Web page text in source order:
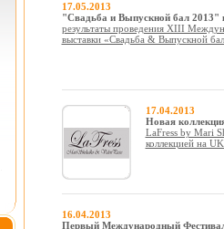
17.05.2013
"Свадьба и Выпускной бал 2013"
результаты проведения XIII
выставки «Свадьба & Выпускной
17.04.2013
Новая
LaFress by Mari
коллекцией на
16.04.2013
Первый Международный